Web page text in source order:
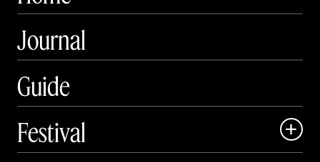
Journal
Guide
Festival
